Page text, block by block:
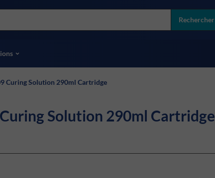
Rechercher
Curing Solution 290ml Cartridge
Solution 290ml Cartridge